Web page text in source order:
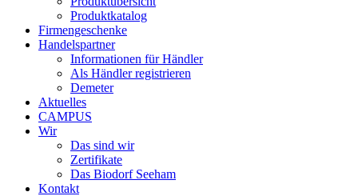
Produktkatalog
Firmengeschenke
Handelspartner
Informationen für Händler
Als Händler registrieren
Demeter
Aktuelles
CAMPUS
Wir
Das sind wir
Zertifikate
Das Biodorf Seeham
Kontakt